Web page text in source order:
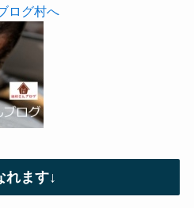
れます↓